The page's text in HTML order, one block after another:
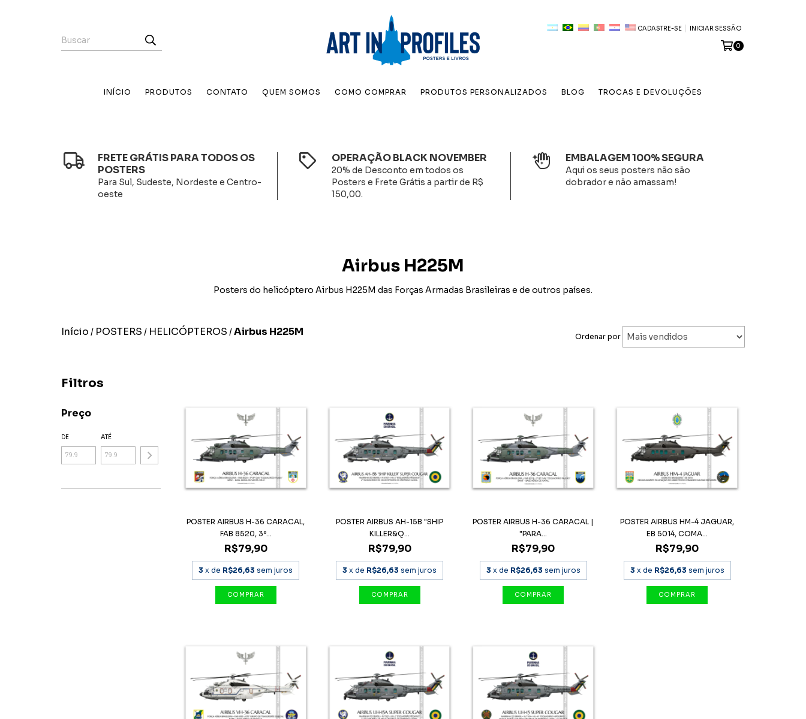
CADASTRE-SE INICIAR SESSÃO
0
INÍCIO PRODUTOS CONTATO QUEM SOMOS COMO COMPRAR PRODUTOS PERSONALIZADOS BLOG TROCAS E DEVOLUÇÕES
FRETE GRÁTIS PARA TODOS OS
POSTERS
Para Sul, Sudeste, Nordeste e Centro-
oeste
OPERAÇÃO BLACK NOVEMBER
20% de Desconto em todos os
Posters e Frete Grátis a partir de R$
150,00.
EMBALAGEM 100% SEGURA
Aqui os seus posters não são
dobrador e não amassam!
Airbus H225M
Posters do helicóptero Airbus H225M das Forças Armadas Brasileiras e de outros países.
Início / POSTERS / HELICÓPTEROS /Airbus H225M Ordenar por
Filtros
Preço
DE ATÉ
POSTER AIRBUS H-36 CARACAL,
FAB 8520, 3º...
R$79,90
3 x de R$26,63 sem juros
POSTER AIRBUS AH-15B "SHIP
KILLER&Q...
R$79,90
3 x de R$26,63 sem juros
POSTER AIRBUS H-36 CARACAL |
"PARA...
R$79,90
3 x de R$26,63 sem juros
POSTER AIRBUS HM-4 JAGUAR,
EB 5014, COMA...
R$79,90
3 x de R$26,63 sem juros